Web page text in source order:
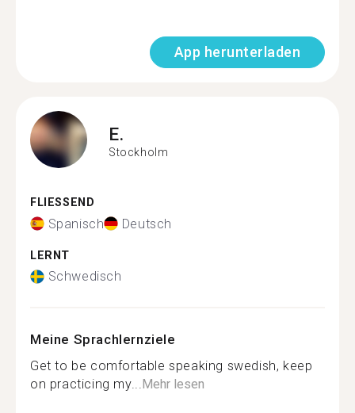
App herunterladen
E.
Stockholm
FLIESSEND
Spanisch Deutsch
LERNT
Schwedisch
Meine Sprachlernziele
Get to be comfortable speaking swedish, keep
on practicing my...Mehr lesen